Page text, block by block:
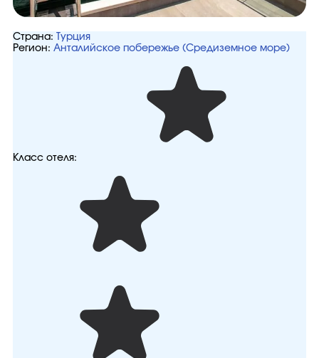
Страна:
Турция
Регион: Анталийское побережье (Средиземное море)
Класс отеля: